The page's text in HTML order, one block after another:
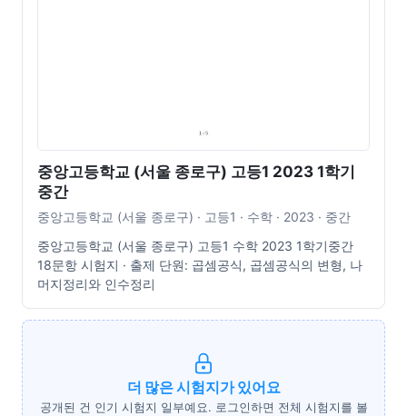
중앙고등학교 (서울 종로구) 고등1 2023 1학기
중간
중앙고등학교 (서울 종로구) · 고등1 · 수학 · 2023 · 중간
중앙고등학교 (서울 종로구) 고등1 수학 2023 1학기중간
18문항 시험지 · 출제 단원: 곱셈공식, 곱셈공식의 변형, 나
머지정리와 인수정리
더 많은 시험지가 있어요
공개된 건 인기 시험지 일부예요. 로그인하면 전체 시험지를 볼